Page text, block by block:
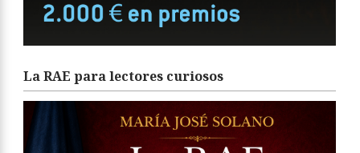
La RAE para lectores curiosos